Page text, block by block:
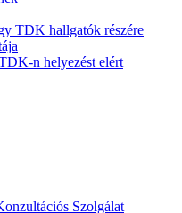
TDK hallgatók részére
n helyezést elért
Szolgálat